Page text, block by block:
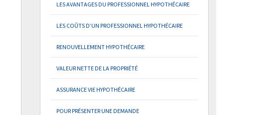
LES AVANTAGES DU PROFESSIONNEL HYPOTHÉCAIRE
LES COÛTS D’UN PROFESSIONNEL HYPOTHÉCAIRE
RENOUVELLEMENT HYPOTHÉCAIRE
VALEUR NETTE DE LA PROPRIÉTÉ
ASSURANCE VIE HYPOTHÉCAIRE
POUR PRÉSENTER UNE DEMANDE